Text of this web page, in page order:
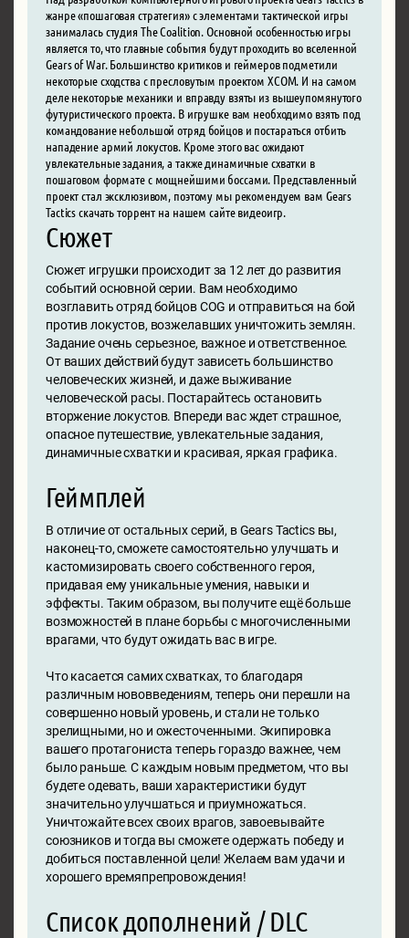
жанре «пошаговая стратегия» с элементами тактической игры
занималась студия The Coalition. Основной особенностью игры
является то, что главные события будут проходить во вселенной
Gears of War. Большинство критиков и геймеров подметили
некоторые сходства с пресловутым проектом XCOM. И на самом
деле некоторые механики и вправду взяты из вышеупомянутого
футуристического проекта. В игрушке вам необходимо взять под
командование небольшой отряд бойцов и постараться отбить
нападение армий локустов. Кроме этого вас ожидают
увлекательные задания, а также динамичные схватки в
пошаговом формате с мощнейшими боссами. Представленный
проект стал эксклюзивом, поэтому мы рекомендуем вам Gears
Tactics скачать торрент на нашем сайте видеоигр.
Сюжет
Сюжет игрушки происходит за 12 лет до развития
событий основной серии. Вам необходимо
возглавить отряд бойцов COG и отправиться на бой
против локустов, возжелавших уничтожить землян.
Задание очень серьезное, важное и ответственное.
От ваших действий будут зависеть большинство
человеческих жизней, и даже выживание
человеческой расы. Постарайтесь остановить
вторжение локустов. Впереди вас ждет страшное,
опасное путешествие, увлекательные задания,
динамичные схватки и красивая, яркая графика.
Геймплей
В отличие от остальных серий, в Gears Tactics вы,
наконец-то, сможете самостоятельно улучшать и
кастомизировать своего собственного героя,
придавая ему уникальные умения, навыки и
эффекты. Таким образом, вы получите ещё больше
возможностей в плане борьбы с многочисленными
врагами, что будут ожидать вас в игре.
Что касается самих схватках, то благодаря
различным нововведениям, теперь они перешли на
совершенно новый уровень, и стали не только
зрелищными, но и ожесточенными. Экипировка
вашего протагониста теперь гораздо важнее, чем
было раньше. С каждым новым предметом, что вы
будете одевать, ваши характеристики будут
значительно улучшаться и приумножаться.
Уничтожайте всех своих врагов, завоевывайте
союзников и тогда вы сможете одержать победу и
добиться поставленной цели! Желаем вам удачи и
хорошего времяпрепровождения!
Список дополнений / DLC